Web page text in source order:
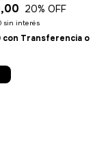
20% OFF
sin interés
con Transferencia o